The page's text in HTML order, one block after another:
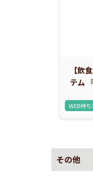
【飲
テム
WEB待
その他